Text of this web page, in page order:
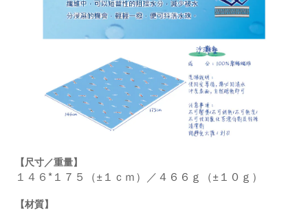
【尺寸／重量】
１４６ *１７５（±１ｃｍ）／４６６ｇ（±１０ｇ）
【材質】